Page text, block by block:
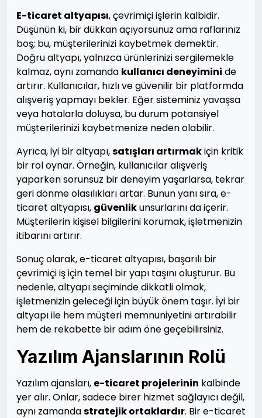
E-ticaret altyapısı, çevrimiçi işlerin kalbidir.
Düşünün ki, bir dükkan açıyorsunuz ama raflarınız
boş; bu, müşterilerinizi kaybetmek demektir.
Doğru altyapı, yalnızca ürünlerinizi sergilemekle
kalmaz, aynı zamanda kullanıcı deneyimini de
artırır. Kullanıcılar, hızlı ve güvenilir bir platformda
alışveriş yapmayı bekler. Eğer sisteminiz yavaşsa
veya hatalarla doluysa, bu durum potansiyel
müşterilerinizi kaybetmenize neden olabilir.
Ayrıca, iyi bir altyapı,satışları artırmakiçin kritik
bir rol oynar. Örneğin, kullanıcılar alışveriş
yaparken sorunsuz bir deneyim yaşarlarsa, tekrar
geri dönme olasılıkları artar. Bunun yanı sıra, e-
ticaret altyapısı, güvenlikunsurlarını da içerir.
Müşterilerin kişisel bilgilerini korumak, işletmenizin
itibarını artırır.
Sonuç olarak, e-ticaret altyapısı, başarılı bir
çevrimiçi iş için temel bir yapı taşını oluşturur. Bu
nedenle, altyapı seçiminde dikkatli olmak,
işletmenizin geleceği için büyük önem taşır. İyi bir
altyapı ile hem müşteri memnuniyetini artırabilir
hem de rekabette bir adım öne geçebilirsiniz.
Yazılım Ajanslarının Rolü
Yazılım ajansları, e-ticaret projelerinin kalbinde
yer alır. Onlar, sadece birer hizmet sağlayıcı değil,
aynı zamandastratejik ortaklardır. Bir e-ticaret